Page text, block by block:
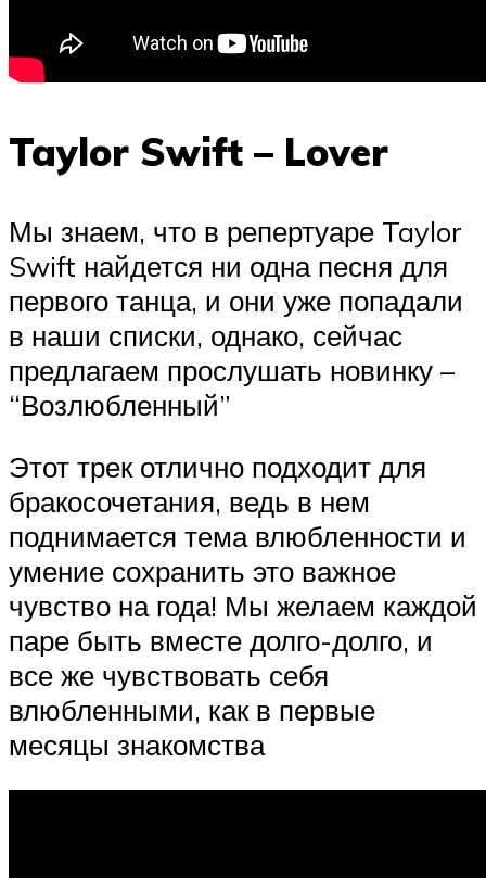
Taylor Swift – Lover
Мы знаем, что в репертуаре Taylor
Swift найдется ни одна песня для
первого танца, и они уже попадали
в наши списки, однако, сейчас
предлагаем прослушать новинку –
“Возлюбленный”
Этот трек отлично подходит для
бракосочетания, ведь в нем
поднимается тема влюбленности и
умение сохранить это важное
чувство на года! Мы желаем каждой
паре быть вместе долго-долго, и
все же чувствовать себя
влюбленными, как в первые
месяцы знакомства